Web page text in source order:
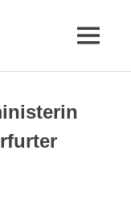
MENÜ